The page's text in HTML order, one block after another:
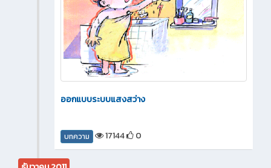
ออกแบบระบบแสงสว่าง
บทความ 17144 0